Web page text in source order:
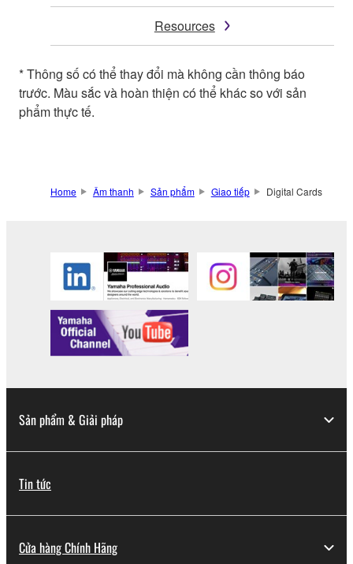
Resources
* Thông số có thể thay đổi mà không cần thông báo
trước. Màu sắc và hoàn thiện có thể khác so với sản
phẩm thực tế.
Home Âm thanh Sản phẩm Giao tiếp Digital Cards
Sản phẩm & Giải pháp
Tin tức
Cửa hàng Chính Hãng